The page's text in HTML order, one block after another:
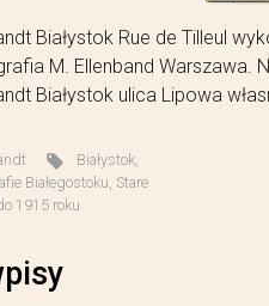
Białystok Rue de Tilleul
M. Ellenband Warszawa.
Białystok ulica Lipowa
Białystok,
Białegostoku, Stare
1915 roku